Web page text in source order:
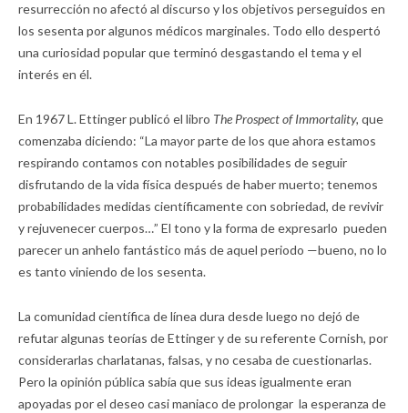
resurrección no afectó al discurso y los objetivos perseguidos en
los sesenta por algunos médicos marginales. Todo ello despertó
una curiosidad popular que terminó desgastando el tema y el
interés en él.
En 1967 L. Ettinger publicó el libro The Prospect of Immortality, que
comenzaba diciendo: “La mayor parte de los que ahora estamos
respirando contamos con notables posibilidades de seguir
disfrutando de la vida física después de haber muerto; tenemos
probabilidades medidas científicamente con sobriedad, de revivir
y rejuvenecer cuerpos…” El tono y la forma de expresarlo pueden
parecer un anhelo fantástico más de aquel periodo —bueno, no lo
es tanto viniendo de los sesenta.
La comunidad científica de línea dura desde luego no dejó de
refutar algunas teorías de Ettinger y de su referente Cornish, por
considerarlas charlatanas, falsas, y no cesaba de cuestionarlas.
Pero la opinión pública sabía que sus ideas igualmente eran
apoyadas por el deseo casi maniaco de prolongar la esperanza de